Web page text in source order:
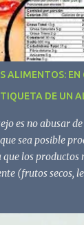
ALIMENTOS: EN
DE UN
es no abusar
sea posible
que los productos
(frutos secos,